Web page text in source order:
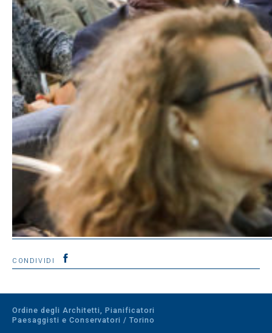
CONDIVIDI
Ordine degli Architetti, Pianificatori
Paesaggisti e Conservatori / Torino